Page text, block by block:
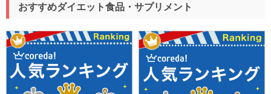
おすすめダイエット食品・サプリメント